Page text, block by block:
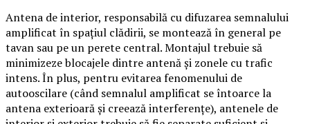
Antena de interior, responsabilă cu difuzarea semnalului
amplificat în spațiul clădirii, se montează în general pe
tavan sau pe un perete central. Montajul trebuie să
minimizeze blocajele dintre antenă și zonele cu trafic
intens. În plus, pentru evitarea fenomenului de
autooscilare (când semnalul amplificat se întoarce la
antena exterioară și creează interferențe), antenele de